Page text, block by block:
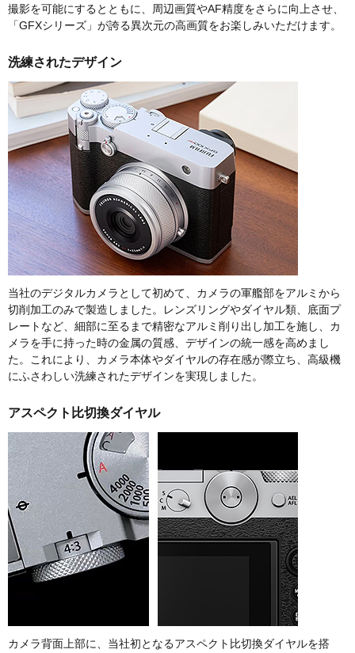
撮影を可能にするとともに、周辺画質やAF精度をさらに向上させ、
「GFXシリーズ」が誇る異次元の高画質をお楽しみいただけます。
洗練されたデザイン
当社のデジタルカメラとして初めて、カメラの軍艦部をアルミから
切削加工のみで製造しました。レンズリングやダイヤル類、底面プ
レートなど、細部に至るまで精密なアルミ削り出し加工を施し、カ
メラを手に持った時の金属の質感、デザインの統一感を高めまし
た。これにより、カメラ本体やダイヤルの存在感が際立ち、高級機
にふさわしい洗練されたデザインを実現しました。
アスペクト比切換ダイヤル
カメラ背面上部に、当社初となるアスペクト比切換ダイヤルを搭